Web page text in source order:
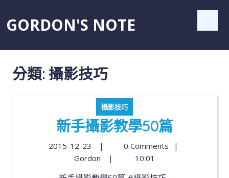
GORDON'S NOTE
分類: 攝影技巧
攝影技巧
新手攝影教學50篇
2015-12-23 | 0 Comments
|
Gordon
| 10:01